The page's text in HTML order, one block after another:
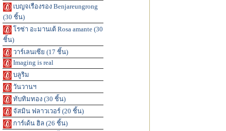
เบญจเรืองรอง Benjareungrong
(30 ชิ้น)
โรซ่า อะมานเต้ Rosa amante (30
ชิ้น)
วาร์เลนเซีย (17 ชิ้น)
Imaging is real
บลูริม
วันวานฯ
ทับทิมทอง (30 ชิ้น)
จัสมิน ฟลาวเวอร์ (20 ชิ้น)
การ์เด้น ฮิล (26 ชิ้น)